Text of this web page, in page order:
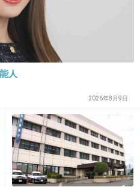
ス 家賃決済システム インターネット
レットで いつでも、世界中のどこか
が可能です。
人
2026年8月9日